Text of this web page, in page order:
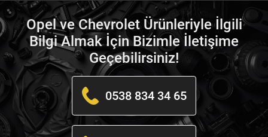
Opel ve Chevrolet Ürünleriyle İlgili
Bilgi Almak İçin Bizimle İletişime
Geçebilirsiniz!
0538 834 34 65